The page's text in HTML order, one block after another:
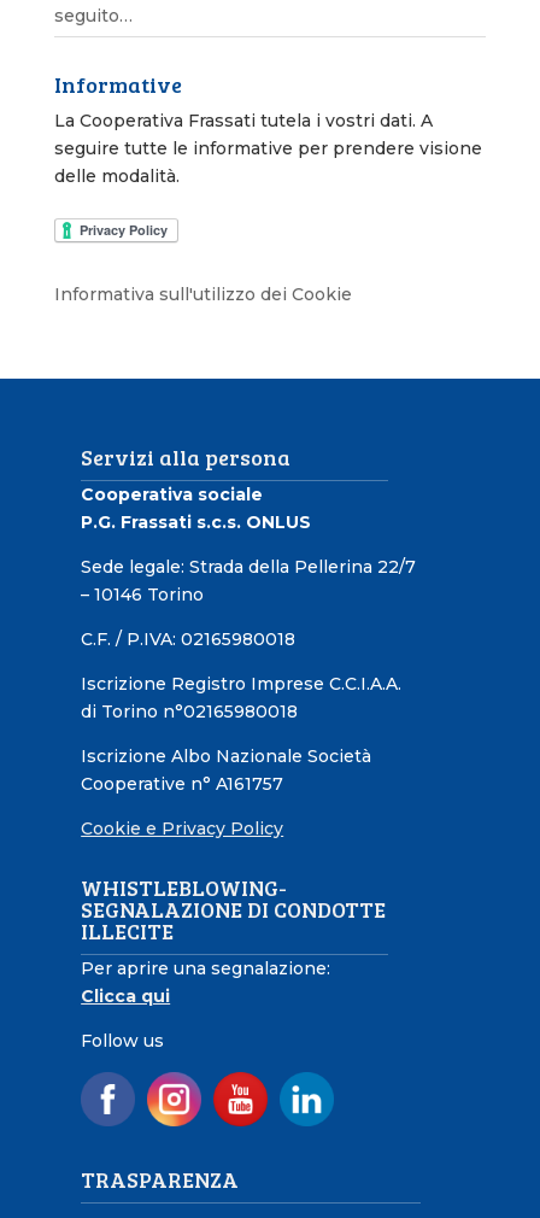
seguito…
Informative
La Cooperativa Frassati tutela i vostri dati. A
seguire tutte le informative per prendere visione
delle modalità.
Informativa sull'utilizzo dei Cookie
Servizi alla persona
Cooperativa sociale
P.G. Frassati s.c.s. ONLUS
Sede legale: Strada della Pellerina 22/7
– 10146 Torino
C.F. / P.IVA: 02165980018
Iscrizione Registro Imprese C.C.I.A.A.
di Torino n°02165980018
Iscrizione Albo Nazionale Società
Cooperative n° A161757
Cookie e Privacy Policy
WHISTLEBLOWING-
SEGNALAZIONE DI CONDOTTE
ILLECITE
Per aprire una segnalazione:
Clicca qui
Follow us
TRASPARENZA